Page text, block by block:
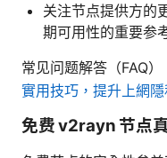
关注节点提供方的
期可用性的重要参
常见问题解答（FAQ）
實用技巧，提升上網
免费 v2rayn 节点